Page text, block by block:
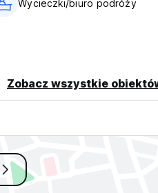
Wycieczki/biuro podróży
Zobacz wszystkie